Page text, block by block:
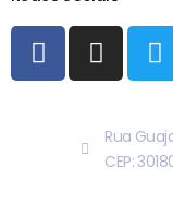
Rua
CEP: